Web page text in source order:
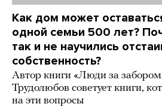
Как дом может
одной семьи 500 лет?
так и не научились
собственность?
Автор книги «Люди за
Трудолюбов советует книги,
на эти вопросы